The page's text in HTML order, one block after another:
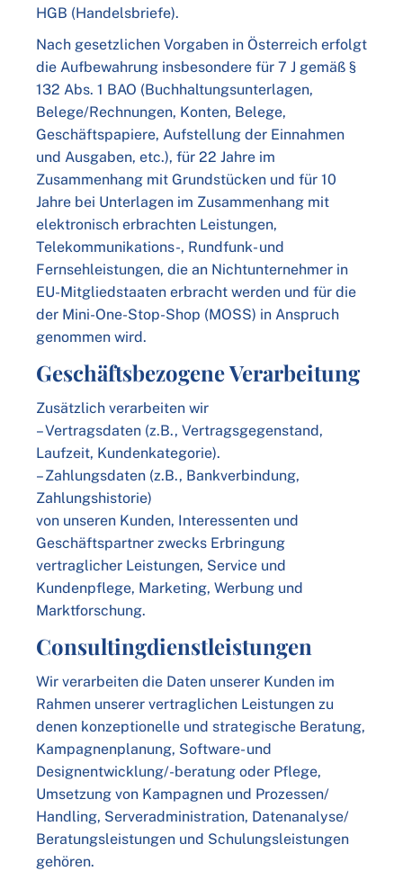
HGB (Handelsbriefe).
Nach gesetzlichen Vorgaben in Österreich erfolgt
die Aufbewahrung insbesondere für 7 J gemäß §
132 Abs. 1 BAO (Buchhaltungsunterlagen,
Belege/Rechnungen, Konten, Belege,
Geschäftspapiere, Aufstellung der Einnahmen
und Ausgaben, etc.), für 22 Jahre im
Zusammenhang mit Grundstücken und für 10
Jahre bei Unterlagen im Zusammenhang mit
elektronisch erbrachten Leistungen,
Telekommunikations-, Rundfunk- und
Fernsehleistungen, die an Nichtunternehmer in
EU-Mitgliedstaaten erbracht werden und für die
der Mini-One-Stop-Shop (MOSS) in Anspruch
genommen wird.
Geschäftsbezogene Verarbeitung
Zusätzlich verarbeiten wir
– Vertragsdaten (z.B., Vertragsgegenstand,
Laufzeit, Kundenkategorie).
– Zahlungsdaten (z.B., Bankverbindung,
Zahlungshistorie)
von unseren Kunden, Interessenten und
Geschäftspartner zwecks Erbringung
vertraglicher Leistungen, Service und
Kundenpflege, Marketing, Werbung und
Marktforschung.
Consultingdienstleistungen
Wir verarbeiten die Daten unserer Kunden im
Rahmen unserer vertraglichen Leistungen zu
denen konzeptionelle und strategische Beratung,
Kampagnenplanung, Software- und
Designentwicklung/-beratung oder Pflege,
Umsetzung von Kampagnen und Prozessen/
Handling, Serveradministration, Datenanalyse/
Beratungsleistungen und Schulungsleistungen
gehören.